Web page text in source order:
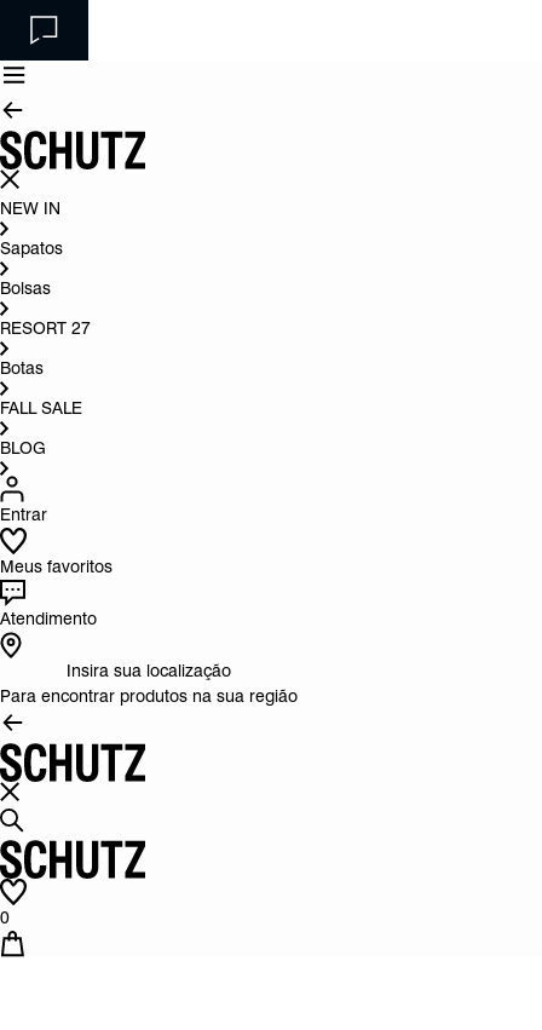
NEW IN
Sapatos
Bolsas
RESORT 27
Botas
FALL SALE
BLOG
Entrar
Meus favoritos
Atendimento
Insira sua localização
Para encontrar produtos na sua região
0